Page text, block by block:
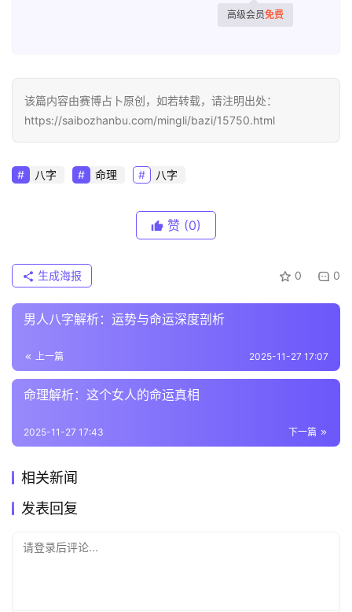
高级会员免费
该篇内容由赛博占卜原创，如若转载，请注明出处：
https://saibozhanbu.com/mingli/bazi/15750.html
八字 命理 八字
赞 (0)
0 0
生成海报
男人八字解析：运势与命运深度剖析
上一篇 2025-11-27 17:07
命理解析：这个女人的命运真相
下一篇
2025-11-27 17:43
相关新闻
发表回复
请登录后评论...